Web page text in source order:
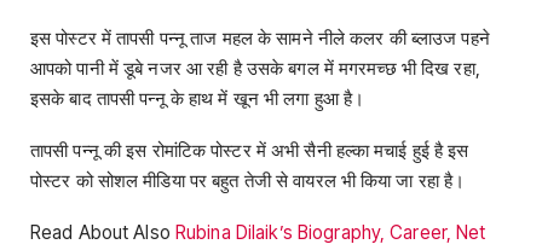
इस पोस्टर में तापसी पन्नू ताज महल के सामने नीले कलर की ब्लाउज पहने
आपको पानी में डूबे नजर आ रही है उसके बगल में मगरमच्छ भी दिख रहा,
इसके बाद तापसी पन्नू के हाथ में खून भी लगा हुआ है।
तापसी पन्नू की इस रोमांटिक पोस्टर में अभी सैनी हल्का मचाई हुई है इस
पोस्टर को सोशल मीडिया पर बहुत तेजी से वायरल भी किया जा रहा है।
Read About Also Rubina Dilaik’s Biography, Career, Net